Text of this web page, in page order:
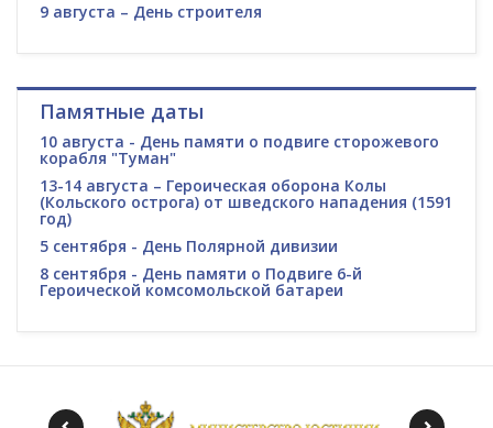
9 августа – День строителя
Памятные даты
10 августа - День памяти о подвиге сторожевого
корабля "Туман"
13-14 августа – Героическая оборона Колы
(Кольского острога) от шведского нападения (1591
год)
5 сентября - День Полярной дивизии
8 сентября - День памяти о Подвиге 6-й
Героической комсомольской батареи